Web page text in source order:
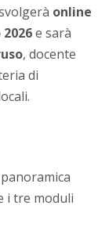
online
e sarà
, docente
di
i tre moduli